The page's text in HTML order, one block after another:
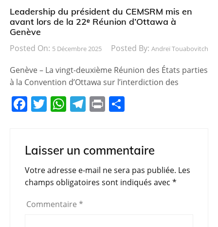
Leadership du président du CEMSRM mis en
avant lors de la 22ᵉ Réunion d’Ottawa à
Genève
Posted On: 5 Décembre 2025 Posted By: Andreï Touabovitch
Genève – La vingt-deuxième Réunion des États parties
à la Convention d’Ottawa sur l’interdiction des
F
e
b
o
o
k
T
er
W
s
A
p
p
T
gr
a
m
Pr
g
er
Laisser un commentaire
Votre adresse e-mail ne sera pas publiée. Les
champs obligatoires sont indiqués avec *
Commentaire *